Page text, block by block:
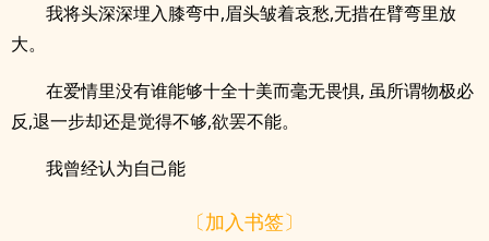
我将头深深埋入膝弯中,眉头皱着哀愁,无措在臂弯里放
大。
在爱情里没有谁能够十全十美而毫无畏惧, 虽所谓物极必
反,退一步却还是觉得不够,欲罢不能。
我曾经认为自己能
〔加入书签〕